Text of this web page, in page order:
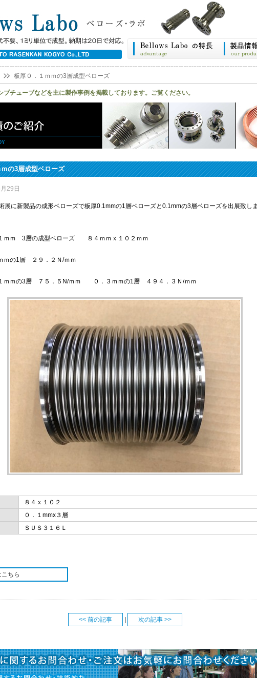
板厚０．１ｍｍの3層成型ベローズ
ブチューブなどを主に製作事例を掲載しております。ご覧ください。
の3層成型ベローズ
29日
展に新製品の成形ベローズで板厚0.1mmの1層ベローズと0.1mmの3層ベローズを出展致しま
ｍｍ 3層の成型ベローズ ８４ｍｍｘ１０２ｍｍ
ｍの1層 ２９．２Ｎ/ｍｍ
層 ７５．５N/ｍｍ ０．３ｍｍの1層 ４９４．３Ｎ/ｍｍ
８４ｘ１０２
０．１mmx３層
ＳＵＳ３１６Ｌ
ちら
<< 前の記事 次の記事 >>